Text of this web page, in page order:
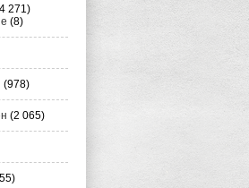
271)
(8)
(978)
(2 065)